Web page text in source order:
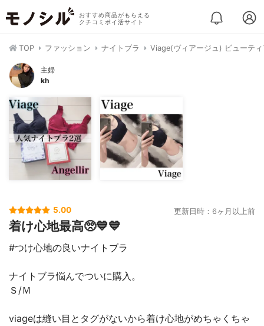
おすすめ商品がもらえる
クチコミポイ活サイト
TOP ファッション ナイトブラ Viage(ヴィアージュ) ビューテ
主婦
kh
5.00 更新日時：6ヶ月以上前
着け心地最高🥺💙💙
#つけ心地の良いナイトブラ
ナイトブラ悩んでついに購入。
Ｓ/Ｍ
viageは縫い目とタグがないから着け心地がめちゃくちゃ